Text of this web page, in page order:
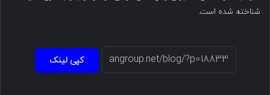
شناخته شده است.
کپی لینک